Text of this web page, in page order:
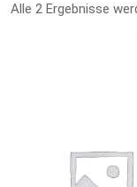
Alle 2 Ergebnisse